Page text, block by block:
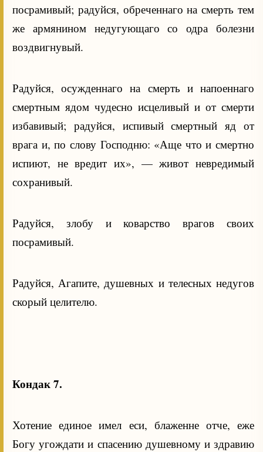
посрамивый; радуйся, обреченнаго на смерть тем
же армянином недугующаго со одра болезни
воздвигнувый.
Радуйся, осужденнаго на смерть и напоеннаго
смертным ядом чудесно исцеливый и от смерти
избавивый; радуйся, испивый смертный яд от
врага и, по слову Господню: «Аще что и смертно
испиют, не вредит их», — живот невредимый
сохранивый.
Радуйся, злобу и коварство врагов своих
посрамивый.
Радуйся, Агапите, душевных и телесных недугов
скорый целителю.
Кондак 7.
Хотение единое имел еси, блаженне отче, еже
Богу угождати и спасению душевному и здравию